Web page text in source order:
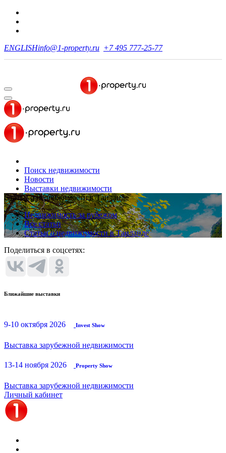
ENGLISHinfo@1-property.ru +7 495 777-25-77
Поиск недвижимости
Новости
Выставки недвижимости
Статьи о недвижимости в Таиланде
Недвижимость за рубежом
Все статьи
Статьи о недвижимости в Таиланде
Поделиться в соцсетях:
Ближайшие выставки
9-10 октября 2026 Invest Show
Выставка зарубежной недвижимости
13-14 ноября 2026 Property Show
Выставка зарубежной недвижимости
Личный кабинет